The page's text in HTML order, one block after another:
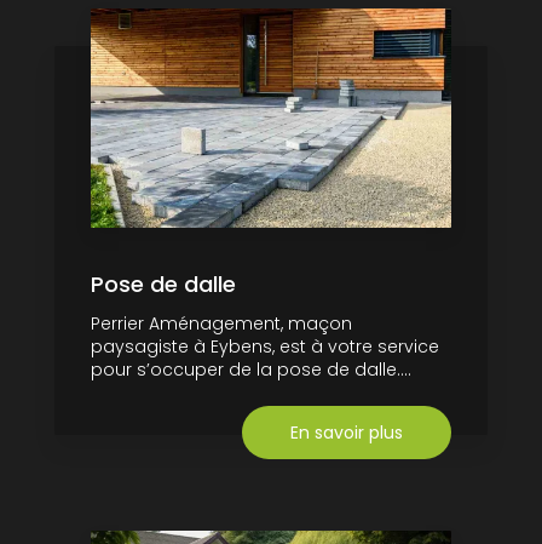
Pose de dalle
Perrier Aménagement, maçon
paysagiste à Eybens, est à votre service
pour s’occuper de la pose de dalle....
En savoir plus